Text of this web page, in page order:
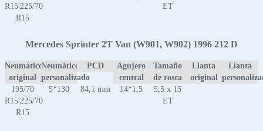
R15|225/70
R15
ET
Mercedes Sprinter 2T Van (W901, W902) 1996 212 D
Neumático
original
Neumático
personalizado
PCD
Agujero
central
Tamaño
de rosca
Llanta
original
Llanta
195/70
R15|225/70
R15
5*130 84,1 mm 14*1,5
5,5 x 15
ET